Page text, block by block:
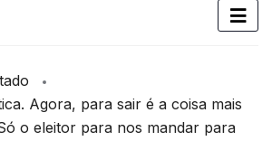
Agora, para sair é a coisa mais
o eleitor para nos mandar para